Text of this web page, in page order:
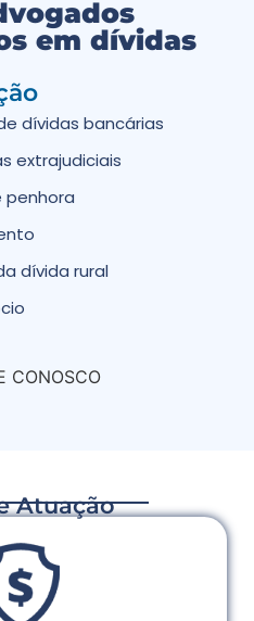
em dívidas
dívidas bancárias
extrajudiciais
penhora
dívida rural
CONOSCO
Atuação